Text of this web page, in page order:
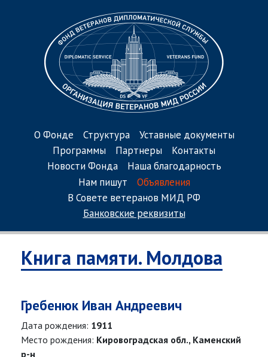
О Фонде Структура
Уставные документы
Программы
Партнеры
Контакты
Новости Фонда
Наша благодарность
Нам пишут
Объявления
В Совете ветеранов МИД РФ
Банковские реквизиты
Книга памяти. Молдова
Гребенюк Иван Андреевич
Дата рождения: 1911
Место рождения: Кировоградская обл., Каменский
р-н